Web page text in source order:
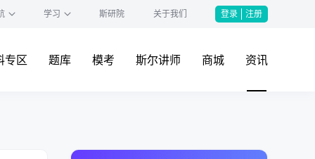
学习 斯研院 关于我们 登录 注册
专区 题库 模考 斯尔讲师 商城 资讯